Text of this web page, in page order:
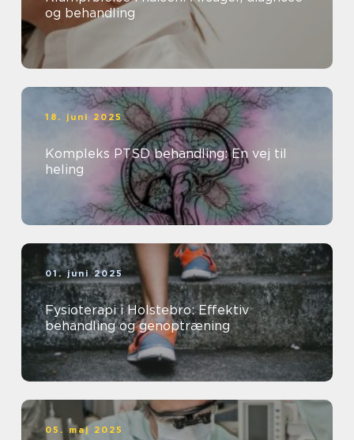
og behandling
18. juni 2025
Kompleks PTSD behandling: En vej til
heling
01. juni 2025
Fysioterapi i Holstebro: Effektiv
behandling og genoptræning
05. maj 2025